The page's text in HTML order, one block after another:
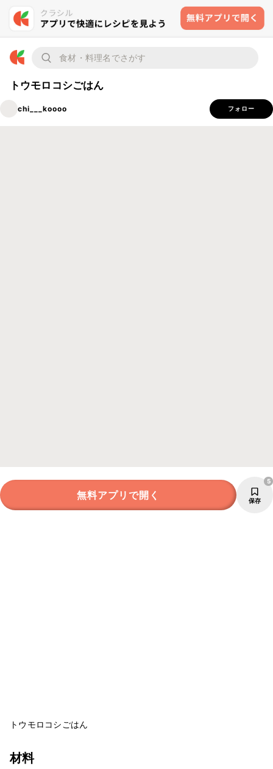
トウモロコシごはん
chi___koooo フォロー
無料アプリで開く 保存
5
トウモロコシごはん
材料